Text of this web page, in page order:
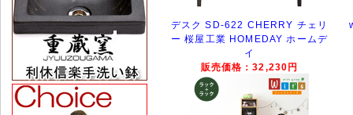
デスク SD-622 CHERRY チェリ
ー 桜屋工業 HOMEDAY ホームデ
イ
販売価格：32,230円